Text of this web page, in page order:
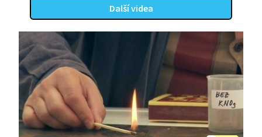
Další videa